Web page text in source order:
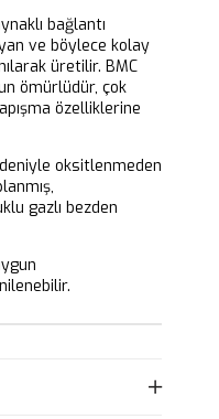
bağlantı
ve böylece kolay
üretilir. BMC
ömürlüdür, çok
özelliklerine
oksitlenmeden
gazlı bezden